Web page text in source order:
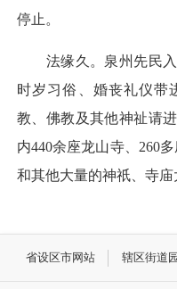
停止。
法缘久。泉州先民入
时岁习俗、婚丧礼仪带
教、佛教及其他神祉请
内440余座龙山寺、260
和其他大量的神祇、寺庙
省设区市网站 辖区街道